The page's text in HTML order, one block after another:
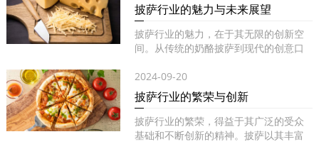
披萨行业的魅力与未来展望
披萨行业的魅力，在于其无限的创新空
间。从传统的奶酪披萨到现代的创意口
2024-09-20
披萨行业的繁荣与创新
披萨行业的繁荣，得益于其广泛的受众
基础和不断创新的精神。披萨以其丰富